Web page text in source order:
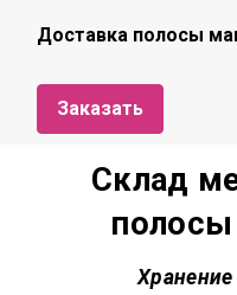
Доставка полосы
Заказать
Склад
полосы